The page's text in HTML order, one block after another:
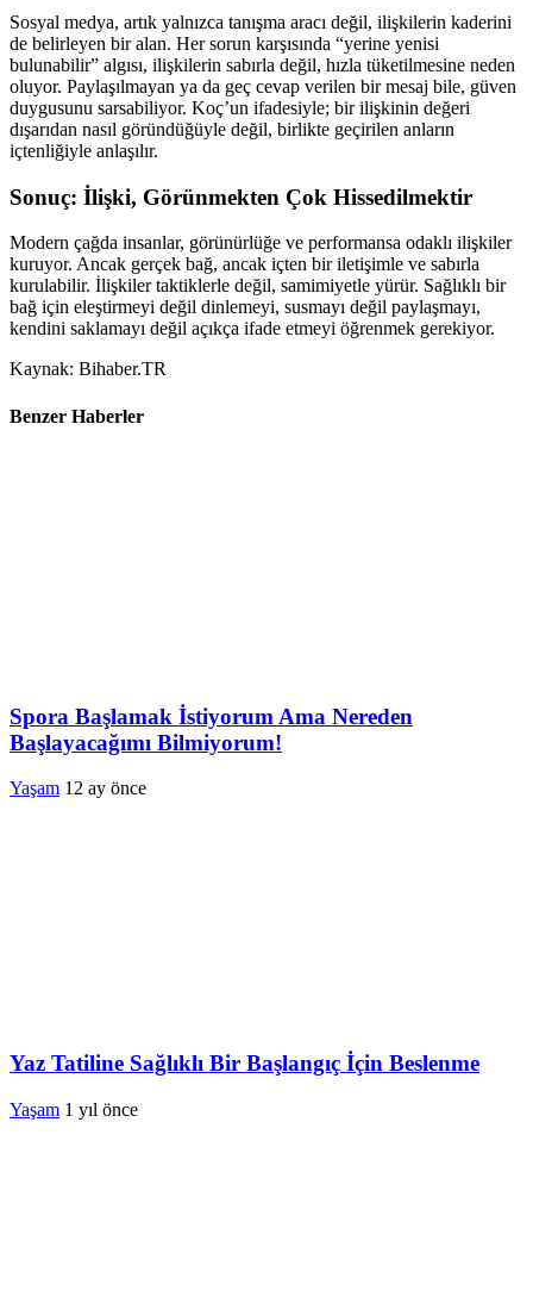
Sosyal medya, artık yalnızca tanışma aracı değil, ilişkilerin kaderini
de belirleyen bir alan. Her sorun karşısında “yerine yenisi
bulunabilir” algısı, ilişkilerin sabırla değil, hızla tüketilmesine neden
oluyor. Paylaşılmayan ya da geç cevap verilen bir mesaj bile, güven
duygusunu sarsabiliyor. Koç’un ifadesiyle; bir ilişkinin değeri
dışarıdan nasıl göründüğüyle değil, birlikte geçirilen anların
içtenliğiyle anlaşılır.
Sonuç: İlişki, Görünmekten Çok Hissedilmektir
Modern çağda insanlar, görünürlüğe ve performansa odaklı ilişkiler
kuruyor. Ancak gerçek bağ, ancak içten bir iletişimle ve sabırla
kurulabilir. İlişkiler taktiklerle değil, samimiyetle yürür. Sağlıklı bir
bağ için eleştirmeyi değil dinlemeyi, susmayı değil paylaşmayı,
kendini saklamayı değil açıkça ifade etmeyi öğrenmek gerekiyor.
Kaynak: Bihaber.TR
Benzer Haberler
Spora Başlamak İstiyorum Ama Nereden
Başlayacağımı Bilmiyorum!
Yaşam 12 ay önce
Yaz Tatiline Sağlıklı Bir Başlangıç İçin Beslenme
Yaşam 1 yıl önce